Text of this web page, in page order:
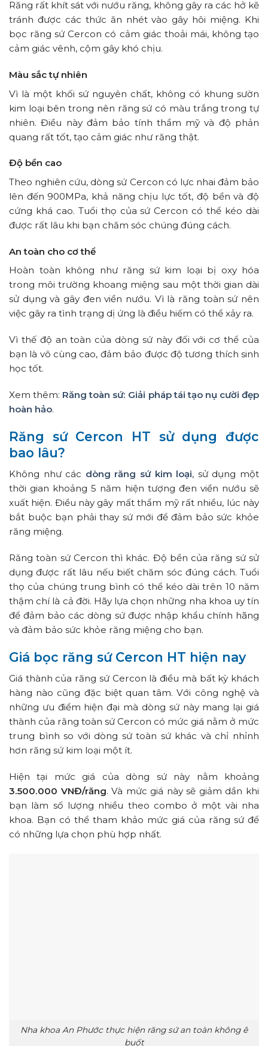
Răng rất khít sát với nướu răng, không gây ra các hở kẽ
tránh được các thức ăn nhét vào gây hôi miệng. Khi
bọc răng sứ Cercon có cảm giác thoải mái, không tạo
cảm giác vênh, cộm gây khó chịu.
Màu sắc tự nhiên
Vì là một khối sứ nguyên chất, không có khung sườn
kim loại bên trong nên răng sứ có màu trắng trong tự
nhiên. Điều này đảm bảo tính thẩm mỹ và độ phản
quang rất tốt, tạo cảm giác như răng thật.
Độ bền cao
Theo nghiên cứu, dòng sứ Cercon có lực nhai đảm bảo
lên đến 900MPa, khả năng chịu lực tốt, độ bền và độ
cứng khá cao. Tuổi thọ của sứ Cercon có thể kéo dài
được rất lâu khi bạn chăm sóc chúng đúng cách.
An toàn cho cơ thể
Hoàn toàn không như răng sứ kim loại bị oxy hóa
trong môi trường khoang miệng sau một thời gian dài
sử dụng và gây đen viền nướu. Vì là răng toàn sứ nên
việc gây ra tình trạng dị ứng là điều hiếm có thể xảy ra.
Vì thế độ an toàn của dòng sứ này đối với cơ thể của
bạn là vô cùng cao, đảm bảo được độ tương thích sinh
học tốt.
Xem thêm: Răng toàn sứ: Giải pháp tái tạo nụ cười đẹp
hoàn hảo.
Răng sứ Cercon HT sử dụng được
bao lâu?
Không như các dòng răng sứ kim loại, sử dụng một
thời gian khoảng 5 năm hiện tượng đen viền nướu sẽ
xuất hiện. Điều này gây mất thẩm mỹ rất nhiều, lúc này
bắt buộc bạn phải thay sứ mới để đảm bảo sức khỏe
răng miệng.
Răng toàn sứ Cercon thì khác. Độ bền của răng sứ sử
dụng được rất lâu nếu biết chăm sóc đúng cách. Tuổi
thọ của chúng trung bình có thể kéo dài trên 10 năm
thậm chí là cả đời. Hãy lựa chọn những nha khoa uy tín
để đảm bảo các dòng sứ được nhập khẩu chính hãng
và đảm bảo sức khỏe răng miệng cho bạn.
Giá bọc răng sứ Cercon HT hiện nay
Giá thành của răng sứ Cercon là điều mà bất kỳ khách
hàng nào cũng đặc biệt quan tâm. Với công nghệ và
những ưu điểm hiện đại mà dòng sứ này mang lại giá
thành của răng toàn sứ Cercon có mức giá nằm ở mức
trung bình so với dòng sứ toàn sứ khác và chỉ nhỉnh
hơn răng sứ kim loại một ít.
Hiện tại mức giá của dòng sứ này nằm khoảng
3.500.000 VNĐ/răng. Và mức giá này sẽ giảm dần khi
bạn làm số lượng nhiều theo combo ở một vài nha
khoa. Bạn có thể tham khảo mức giá của răng sứ để
có những lựa chọn phù hợp nhất.
Nha khoa An Phước thực hiện răng sứ an toàn không ê
buốt